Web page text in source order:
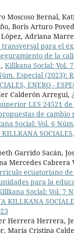
Moscoso Bernal,
Boris Arturo
López, Adriana
transversal para el
de la
, Killkana Social: Vol.
Especial (2023):
ENERO -
Calderón Arregui,
LES 24521
de
Social: Vol. 6
Garrido Sacán,
Mercedes Cabrera
ecuatoriano
para la
Social: Vol. 7
KILLKANA
Herrera Herrera,
María Cristina